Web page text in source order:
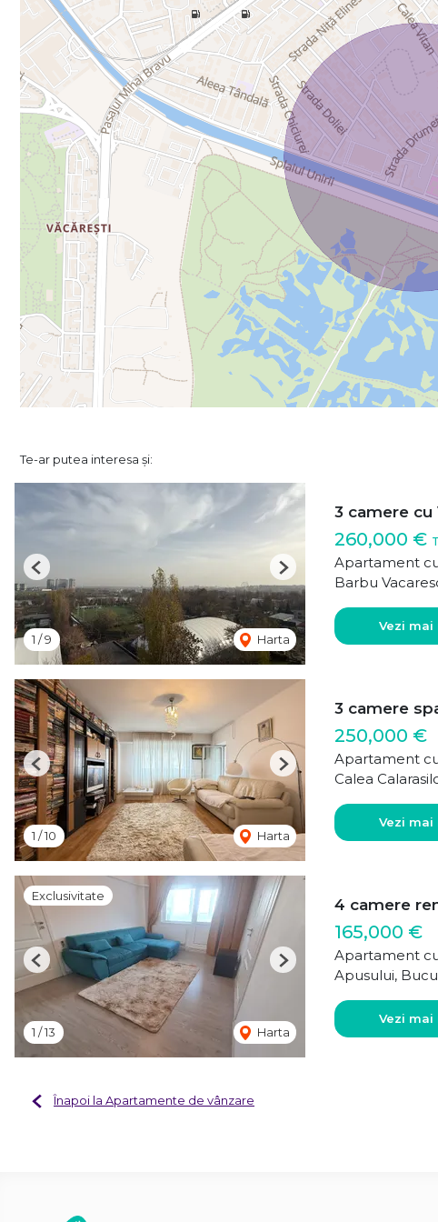
Te-ar putea interesa și:
1 /9 Harta
Previous Next
3 camere cu
260,000 €
Apartament
Barbu
Vezi
1 /10 Harta
Previous Next
3 camere
250,000 €
Apartament
Calea
Vezi
Exclusivitate
1 /13 Harta
Previous Next
4 camere
165,000 €
Apartament
Apusului,
Vezi
Înapoi la Apartamente de vânzare